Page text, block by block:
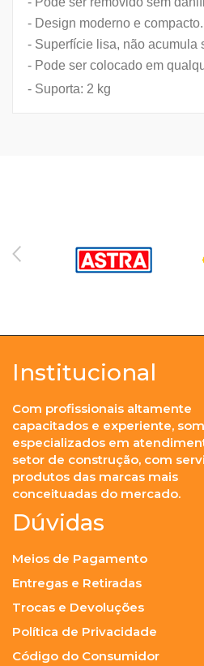
- Design moderno e compacto.
- Superfície lisa, não acumula
- Pode ser colocado em
- Suporta: 2 kg
Institucional
Com profissionais altamente
capacitados e experiente,
especializados em
setor de construção, com
produtos das marcas mais
conceituadas do mercado.
Dúvidas
Meios de Pagamento
Entregas e Retiradas
Trocas e Devoluções
Política de Privacidade
Código do Consumidor